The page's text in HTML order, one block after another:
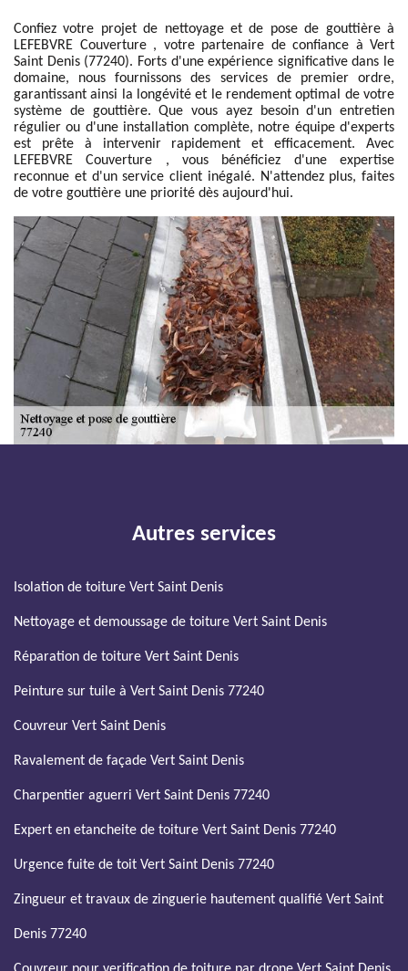
Confiez votre projet de nettoyage et de pose de gouttière à
LEFEBVRE Couverture , votre partenaire de confiance à Vert
Saint Denis (77240). Forts d'une expérience significative dans le
domaine, nous fournissons des services de premier ordre,
garantissant ainsi la longévité et le rendement optimal de votre
système de gouttière. Que vous ayez besoin d'un entretien
régulier ou d'une installation complète, notre équipe d'experts
est prête à intervenir rapidement et efficacement. Avec
LEFEBVRE Couverture , vous bénéficiez d'une expertise
reconnue et d'un service client inégalé. N'attendez plus, faites
de votre gouttière une priorité dès aujourd'hui.
Autres services
Isolation de toiture Vert Saint Denis
Nettoyage et demoussage de toiture Vert Saint Denis
Réparation de toiture Vert Saint Denis
Peinture sur tuile à Vert Saint Denis 77240
Couvreur Vert Saint Denis
Ravalement de façade Vert Saint Denis
Charpentier aguerri Vert Saint Denis 77240
Expert en etancheite de toiture Vert Saint Denis 77240
Urgence fuite de toit Vert Saint Denis 77240
Zingueur et travaux de zinguerie hautement qualifié Vert Saint
Denis 77240